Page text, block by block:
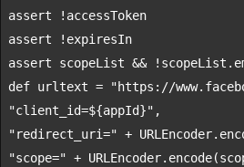
assert
assert
assert
def urltext =
"https://
"client_id=${appId}"
"redirect_uri=" +
"scope=" +